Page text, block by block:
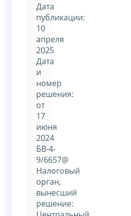
Дата
публикации:
10
апреля
2025
Дата
и
номер
решения:
от
17
июня
2024
БВ-4-
9/6657@
Налоговый
орган,
вынесший
решение: